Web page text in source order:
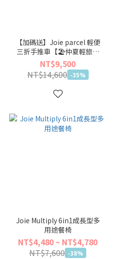
【加碼送】Joie parcel 輕便
三折手推車【🏖仲夏輕旅出
遊季】
NT$9,500
NT$14,600 -35%
Joie Multiply 6in1成長型多
用途餐椅
NT$4,480 ~ NT$4,780
NT$7,600 -38%